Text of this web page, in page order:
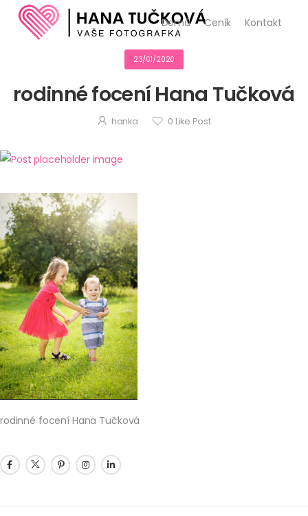
Domů Ceník Kontakt
23/01/2020
rodinné focení Hana Tučková
hanka 0 Like Post
rodinné focení Hana Tučková